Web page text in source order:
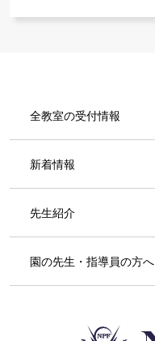
全教室の受付情報
新着情報
先生紹介
園の先生・指導員の方へ